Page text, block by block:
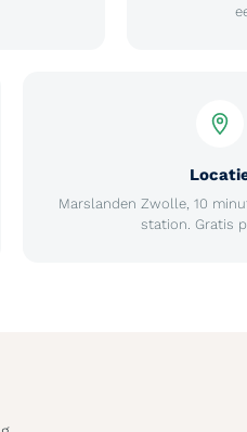
Marslanden Zwolle, 10
station. Gratis